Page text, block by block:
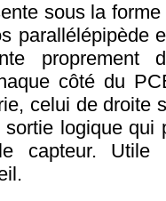
sous la
parallélépipède
côté du
celui de droite
logique qui
capteur. Utile